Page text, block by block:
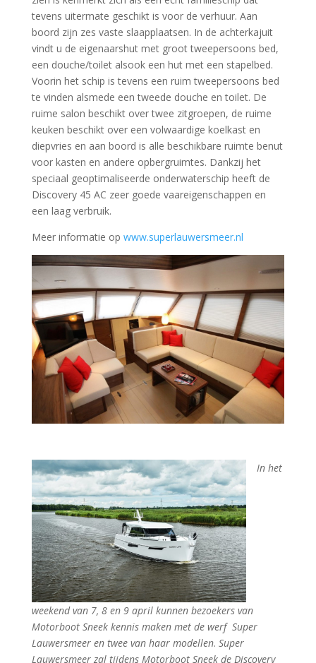
tevens uitermate geschikt is voor de verhuur. Aan
boord zijn zes vaste slaapplaatsen. In de achterkajuit
vindt u de eigenaarshut met groot tweepersoons bed,
een douche/toilet alsook een hut met een stapelbed.
Voorin het schip is tevens een ruim tweepersoons bed
te vinden alsmede een tweede douche en toilet. De
ruime salon beschikt over twee zitgroepen, de ruime
keuken beschikt over een volwaardige koelkast en
diepvries en aan boord is alle beschikbare ruimte benut
voor kasten en andere opbergruimtes. Dankzij het
speciaal geoptimaliseerde onderwaterschip heeft de
Discovery 45 AC zeer goede vaareigenschappen en
een laag verbruik.
Meer informatie op www.superlauwersmeer.nl
In het
weekend van 7, 8 en 9 april kunnen bezoekers van
Motorboot Sneek kennis maken met de werf Super
Lauwersmeer en twee van haar modellen. Super
Lauwersmeer zal tijdens Motorboot Sneek de Discovery